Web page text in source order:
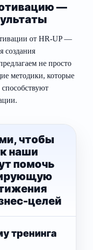
—
от HR-UP —
создания
не просто
методики, которые
чтобы
наши
помочь
целей
тренинга